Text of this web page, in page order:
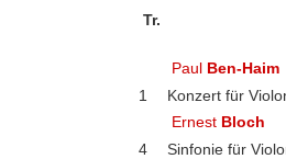
Tr.
Paul Ben-Haim
1
Konzert für
Ernest Bloch
4
Sinfonie für